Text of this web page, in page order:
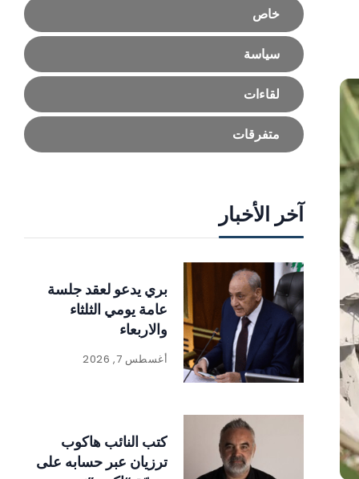
خاص
سياسة
لقاءات
متفرقات
آخر الأخبار
بري يدعو لعقد جلسة
عامة يومي الثلثاء
والاربعاء
أغسطس 7, 2026
كتب النائب هاكوب
ترزيان عبر حسابه على